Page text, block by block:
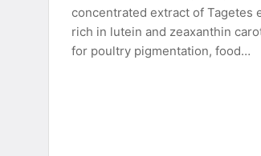
concentrated extract of Tagetes
rich in lutein and zeaxanthin
for poultry pigmentation, food…